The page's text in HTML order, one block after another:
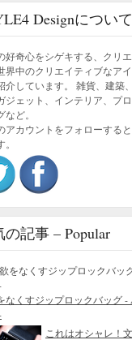
Designについて
好奇心をシゲキする、クリ
界中のクリエイティブなア
介しています。 雑貨、建築
ジェット、インテリア、プ
など。
アカウントをフォローする
の記事 – Popular
なくすジップロックバッグ -
これはオシャレ！